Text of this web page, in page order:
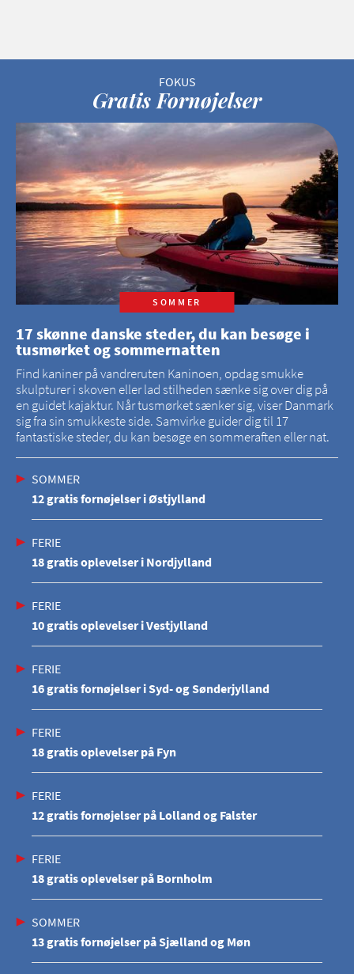
Gratis Fornøjelser
SOMMER
17 skønne danske steder, du kan besøge i
tusmørket og sommernatten
Find kaniner på vandreruten Kaninoen, opdag smukke
skulpturer i skoven eller lad stilheden sænke sig over dig på
en guidet kajaktur. Når tusmørket sænker sig, viser Danmark
sig fra sin smukkeste side. Samvirke guider dig til 17
fantastiske steder, du kan besøge en sommeraften eller nat.
SOMMER
12 gratis fornøjelser i Østjylland
FERIE
18 gratis oplevelser i Nordjylland
FERIE
10 gratis oplevelser i Vestjylland
FERIE
16 gratis fornøjelser i Syd- og Sønderjylland
FERIE
18 gratis oplevelser på Fyn
FERIE
12 gratis fornøjelser på Lolland og Falster
FERIE
18 gratis oplevelser på Bornholm
SOMMER
13 gratis fornøjelser på Sjælland og Møn